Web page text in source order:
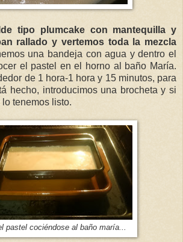
tipo plumcake con mantequilla y
rallado y vertemos toda la mezcla
una bandeja con agua y dentro el
el pastel en el horno al baño María.
de 1 hora-1 hora y 15 minutos, para
hecho, introducimos una brocheta y si
tenemos listo.
pastel cociéndose al baño maría...